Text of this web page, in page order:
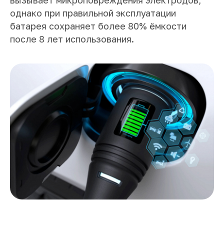
однако при правильной эксплуатации
батарея сохраняет более 80% ёмкости
после 8 лет использования.